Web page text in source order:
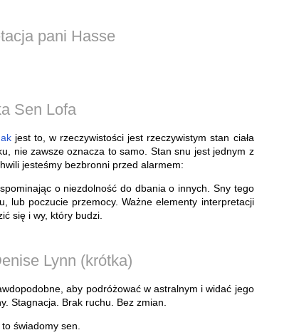
pani Hasse
Sen Lofa
jest to, w rzeczywistości jest rzeczywistym stan ciała
nie zawsze oznacza to samo. Stan snu jest jednym z
jesteśmy bezbronni przed alarmem:
o niezdolność do dbania o innych. Sny tego
lub poczucie przemocy. Ważne elementy interpretacji
się i wy, który budzi.
Lynn (krótka)
aby podróżować w astralnym i widać jego
Stagnacja. Brak ruchu. Bez zmian.
świadomy sen.